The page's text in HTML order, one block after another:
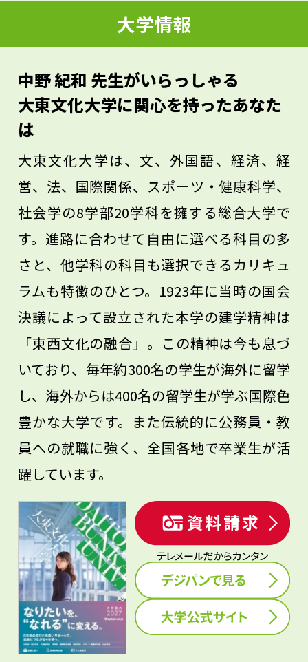
これは人から説明されてではなく、自分で
体験しないとわかりません。大変なことも
見する楽しさは何物にも代えがたいもので
す。文化人類学を学び、今まで気づかなか
ったことに気づく楽しさを、ぜひ体験して
ください。
大学情報
中野 紀和 先生がいらっしゃる
大東文化大学に関心を持ったあなた
は
大東文化大学は、文、外国語、経済、経
営、法、国際関係、スポーツ・健康科学、
社会学の8学部20学科を擁する総合大学で
す。進路に合わせて自由に選べる科目の多
さと、他学科の科目も選択できるカリキュ
ラムも特徴のひとつ。1923年に当時の国会
決議によって設立された本学の建学精神は
「東西文化の融合」。この精神は今も息づ
いており、毎年約300名の学生が海外に留学
し、海外からは400名の留学生が学ぶ国際色
豊かな大学です。また伝統的に公務員・教
員への就職に強く、全国各地で卒業生が活
躍しています。